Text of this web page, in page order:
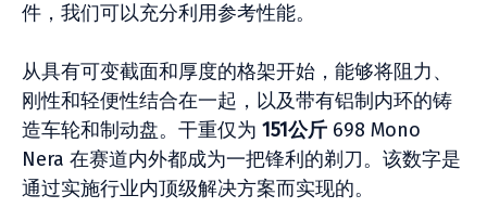
件，我们可以充分利用参考性能。
从具有可变截面和厚度的格架开始，能够将阻力、
刚性和轻便性结合在一起，以及带有铝制内环的铸
造车轮和制动盘。干重仅为 151公斤 698 Mono
Nera 在赛道内外都成为一把锋利的剃刀。该数字是
通过实施行业内顶级解决方案而实现的。